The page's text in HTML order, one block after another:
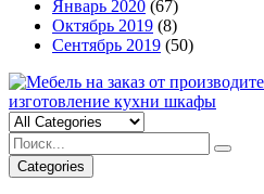
Январь 2020 (67)
Октябрь 2019 (8)
Сентябрь 2019 (50)
Categories